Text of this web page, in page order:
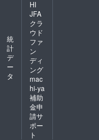
統
計
デ
ー
タ
HI
JFA
クラ
ウド
ファ
ン
ディ
ング
mac
hi-ya
補助
金申
請サ
ポー
ト